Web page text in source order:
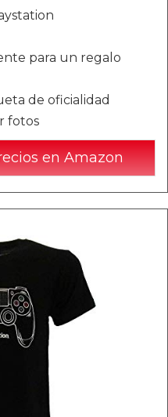
para un regalo
de oficialidad
fotos
en Amazon